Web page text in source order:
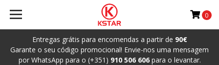
Entregas grátis para encomendas a partir de 90€
Garante o seu código promocional! Envie-nos uma mensagem
por WhatsApp para o (+351) 910 506 606para o levantar.
0